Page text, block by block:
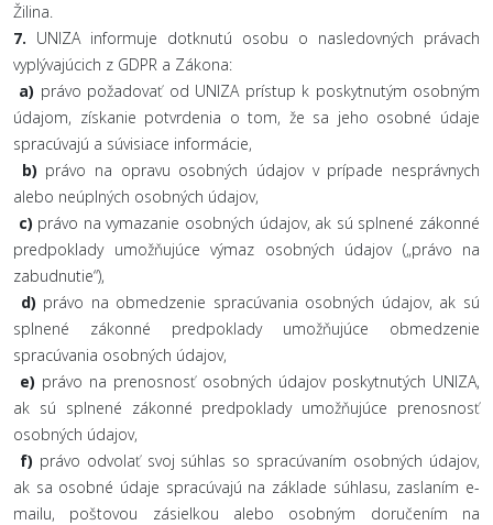
Žilina.
7. UNIZA informuje dotknutú osobu o nasledovných právach
vyplývajúcich z GDPR a Zákona:
a) právo požadovať od UNIZA prístup k poskytnutým osobným
údajom, získanie potvrdenia o tom, že sa jeho osobné údaje
spracúvajú a súvisiace informácie,
b) právo na opravu osobných údajov v prípade nesprávnych
alebo neúplných osobných údajov,
c) právo na vymazanie osobných údajov, ak sú splnené zákonné
predpoklady umožňujúce výmaz osobných údajov („právo na
zabudnutie“),
d) právo na obmedzenie spracúvania osobných údajov, ak sú
splnené zákonné predpoklady umožňujúce obmedzenie
spracúvania osobných údajov,
e) právo na prenosnosť osobných údajov poskytnutých UNIZA,
ak sú splnené zákonné predpoklady umožňujúce prenosnosť
osobných údajov,
f) právo odvolať svoj súhlas so spracúvaním osobných údajov,
ak sa osobné údaje spracúvajú na základe súhlasu, zaslaním e-
mailu, poštovou zásielkou alebo osobným doručením na